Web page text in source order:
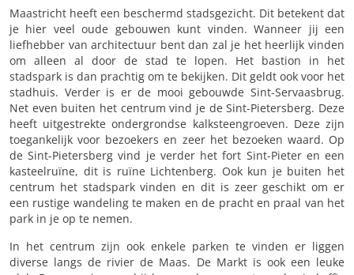
Maastricht heeft een beschermd stadsgezicht. Dit betekent dat
je hier veel oude gebouwen kunt vinden. Wanneer jij een
liefhebber van architectuur bent dan zal je het heerlijk vinden
om alleen al door de stad te lopen. Het bastion in het
stadspark is dan prachtig om te bekijken. Dit geldt ook voor het
stadhuis. Verder is er de mooi gebouwde Sint-Servaasbrug.
Net even buiten het centrum vind je de Sint-Pietersberg. Deze
heeft uitgestrekte ondergrondse kalksteengroeven. Deze zijn
toegankelijk voor bezoekers en zeer het bezoeken waard. Op
de Sint-Pietersberg vind je verder het fort Sint-Pieter en een
kasteelruïne, dit is ruïne Lichtenberg. Ook kun je buiten het
centrum het stadspark vinden en dit is zeer geschikt om er
een rustige wandeling te maken en de pracht en praal van het
park in je op te nemen.
In het centrum zijn ook enkele parken te vinden er liggen
diverse langs de rivier de Maas. De Markt is ook een leuke